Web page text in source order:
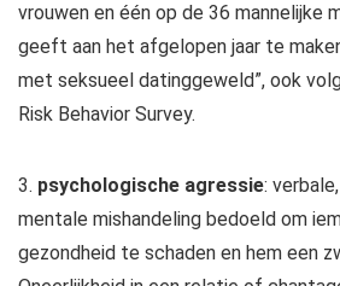
vrouwen en één op de 36 mannelijke
geeft aan het afgelopen jaar te
met seksueel datinggeweld”, ook
Risk Behavior Survey.
3. psychologische agressie:
mentale mishandeling bedoeld om
gezondheid te schaden en hem een